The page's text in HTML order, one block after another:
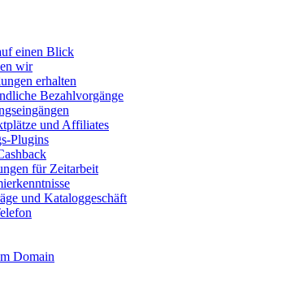
einen Blick
wir
erhalten
Bezahlvorgänge
und Affiliates
Plugins
für Zeitarbeit
und Kataloggeschäft
Domain